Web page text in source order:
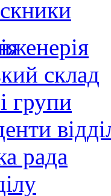
склад
групи
рада